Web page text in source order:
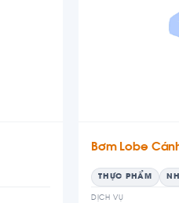
Bơm Lobe
THỰC PHẨM
DỊCH VỤ